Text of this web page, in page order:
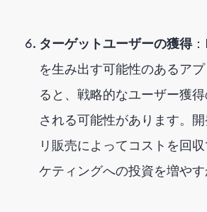
ターゲットユーザーの獲得
を生み出す可能性のあるア
ると、戦略的なユーザー獲
される可能性があります。
リ販売によってコストを回
ケティングへの投資を増やす